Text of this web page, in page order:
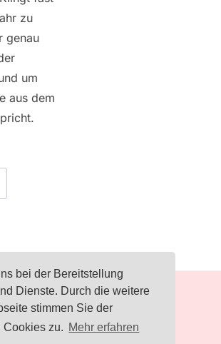
bei der Bereitstellung
Dienste. Durch die weitere
stimmen Sie der
Cookies zu. Mehr erfahren
zu
genau
um
aus dem
IMPRESSUM